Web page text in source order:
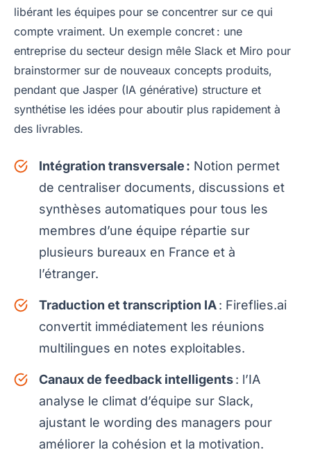
libérant les équipes pour se concentrer sur ce qui
compte vraiment. Un exemple concret : une
entreprise du secteur design mêle Slack et Miro pour
brainstormer sur de nouveaux concepts produits,
pendant que Jasper (IA générative) structure et
synthétise les idées pour aboutir plus rapidement à
des livrables.
Intégration transversale : Notion permet
de centraliser documents, discussions et
synthèses automatiques pour tous les
membres d’une équipe répartie sur
plusieurs bureaux en France et à
l’étranger.
Traduction et transcription IA: Fireflies.ai
convertit immédiatement les réunions
multilingues en notes exploitables.
Canaux de feedback intelligents: l’IA
analyse le climat d’équipe sur Slack,
ajustant le wording des managers pour
améliorer la cohésion et la motivation.